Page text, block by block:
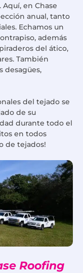
en Chase
anual, tanto
Echamos un
además
del ático,
También
desagües,
del tejado se
de su
durante todo el
en todos
de tejados!
Roofing